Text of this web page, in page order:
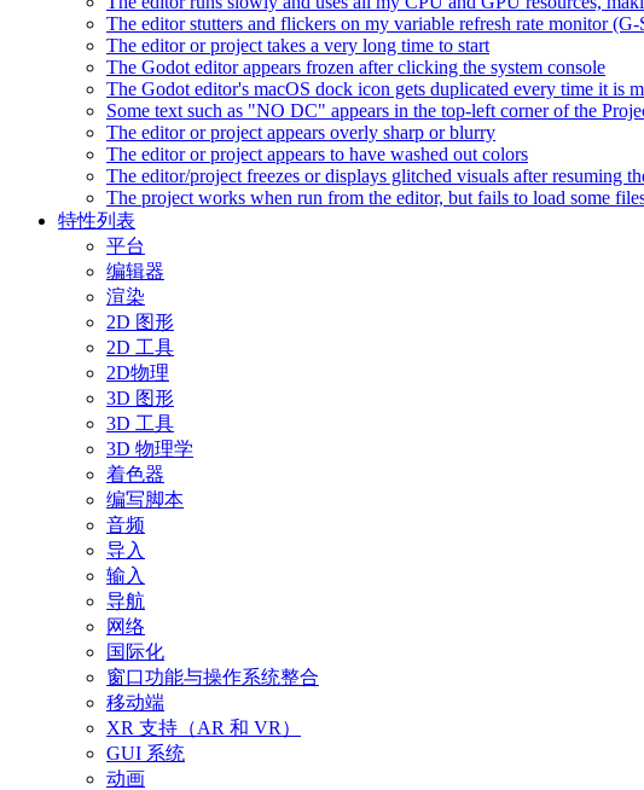
The editor stutters and flickers on my variable refresh rate monitor
The editor or project takes a very long time to start
The Godot editor appears frozen after clicking the system console
The Godot editor's macOS dock icon gets duplicated every time it is
Some text such as "NO DC" appears in the top-left corner of the
The editor or project appears overly sharp or blurry
The editor or project appears to have washed out colors
The editor/project freezes or displays glitched visuals after resuming
The project works when run from the editor, but fails to load some
特性列表
平台
编辑器
渲染
2D 图形
2D 工具
2D物理
3D 图形
3D 工具
3D 物理学
着色器
编写脚本
音频
导入
输入
导航
网络
国际化
窗口功能与操作系统整合
移动端
XR 支持（AR 和 VR）
GUI 系统
动画